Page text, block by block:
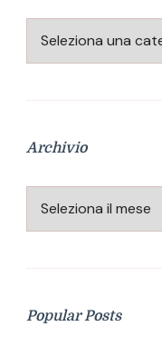
Categorie
Archivio
Archivio
Popular Posts